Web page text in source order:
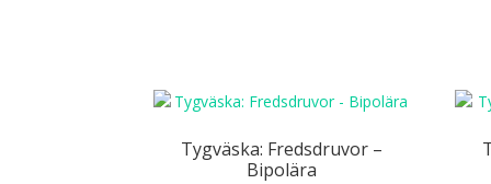
Tygväska: Fredsdruvor –
Bipolära